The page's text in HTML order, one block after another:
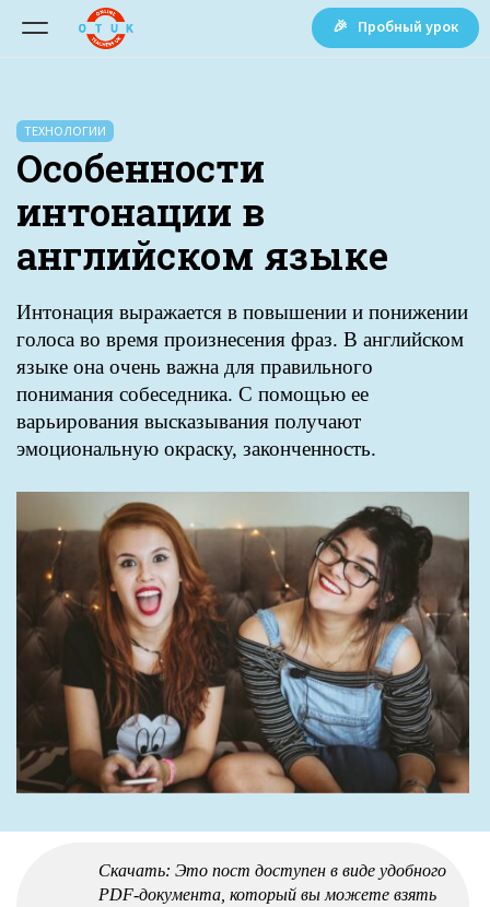
🎉 Пробный урок
ТЕХНОЛОГИИ
Особенности
интонации в
английском языке
Интонация выражается в повышении и понижении
голоса во время произнесения фраз. В английском
языке она очень важна для правильного
понимания собеседника. С помощью ее
варьирования высказывания получают
эмоциональную окраску, законченность.
Скачать: Это пост доступен в виде удобного
PDF-документа, который вы можете взять